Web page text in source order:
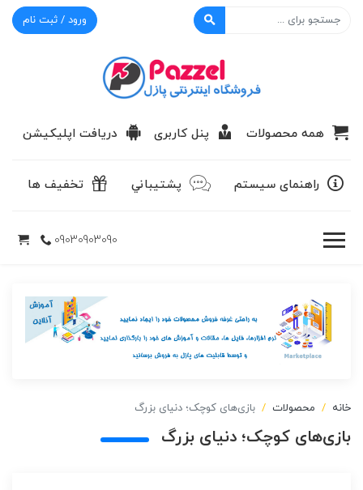
ورود / ثبت نام
همه محصولات پنل کاربری دریافت اپلیکیشن
راهنمای سیستم پشتيباني تخفیف ها
09030903090
خانه محصولات بازی‌های کوچک؛ دنیای بزرگ
بازی‌های کوچک؛ دنیای بزرگ